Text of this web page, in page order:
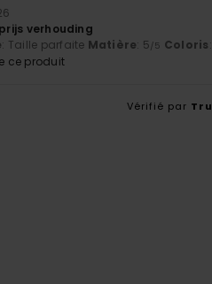
verhouding
: Taille parfaite Matière: 5/5 Coloris
ce produit
Vérifié par